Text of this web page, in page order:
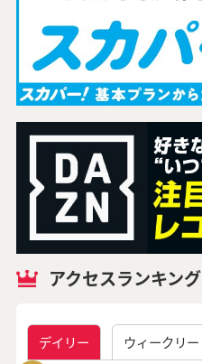
アクセスランキング
デイリー ウィークリー